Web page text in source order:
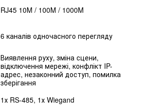
RJ45 10M / 100M / 1000M
6 каналів одночасного перегляду
Виявлення руху, зміна сцени,
відключення мережі, конфлікт IP-
адрес, незаконний доступ, помилка
зберігання
1х RS-485, 1х Wiegand